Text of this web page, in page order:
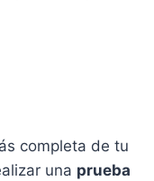
completa de tu
una prueba